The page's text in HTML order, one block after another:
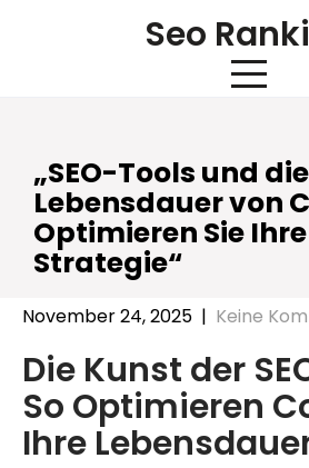
Seo
„SEO-Tools und die
Lebensdauer von
Optimieren Sie
Strategie“
November 24, 2025 | Keine
Die Kunst der
So Optimieren
Ihre